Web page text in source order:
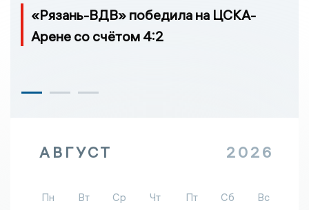
«Рязань-ВДВ» победила на ЦСКА-
Арене со счётом 4:2
АВГУСТ 2026
Пн Вт Ср Чт Пт Сб
Вс